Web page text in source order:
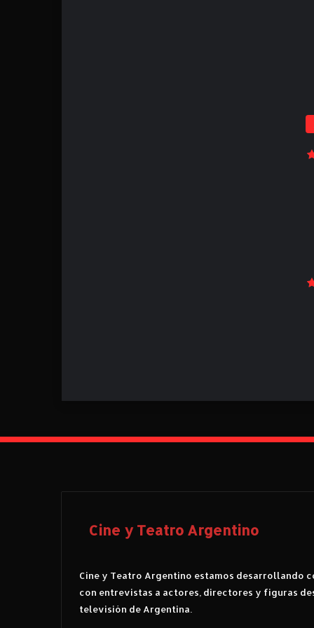
Cine y Teatro Argentino
Cine y Teatro Argentino estamos desarrollando
con entrevistas a actores, directores y figuras
televisión de Argentina.